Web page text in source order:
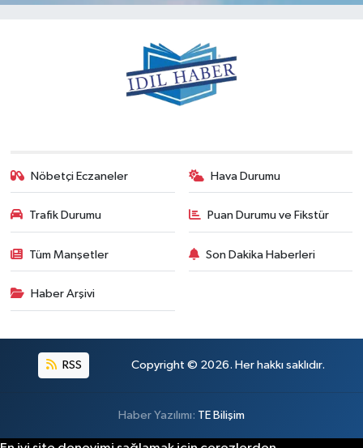
Nöbetçi Eczaneler Hava Durumu
Trafik Durumu Puan Durumu ve Fikstür
Tüm Manşetler Son Dakika Haberleri
Haber Arşivi
RSS Copyright © 2026. Her hakkı saklıdır.
Haber Yazılımı: TE Bilişim